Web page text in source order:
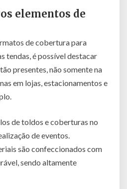
elementos de
de cobertura para
tendas, é possível destacar
presentes, não somente na
em lojas, estacionamentos e
de toldos e coberturas no
de eventos.
são confeccionados com
sendo altamente